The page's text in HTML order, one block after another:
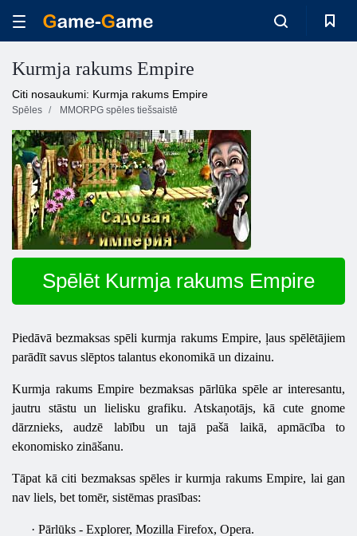
Kurmja rakums Empire
Citi nosaukumi: Kurmja rakums Empire
Spēles MMORPG spēles tiešsaistē
Spēlēt Kurmja rakums Empire
Piedāvā bezmaksas spēli kurmja rakums Empire, ļaus spēlētājiem
parādīt savus slēptos talantus ekonomikā un dizainu.
Kurmja rakums Empire bezmaksas pārlūka spēle ar interesantu,
jautru stāstu un lielisku grafiku. Atskaņotājs, kā cute gnome
dārznieks, audzē labību un tajā pašā laikā, apmācība to
ekonomisko zināšanu.
Tāpat kā citi bezmaksas spēles ir kurmja rakums Empire, lai gan
nav liels, bet tomēr, sistēmas prasības:
· Pārlūks - Explorer, Mozilla Firefox, Opera.